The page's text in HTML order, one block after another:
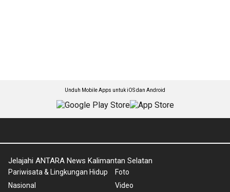
Unduh Mobile Apps untuk iOS dan Android
Jelajahi ANTARA News Kalimantan Selatan
Pariwisata & Lingkungan Hidup
Nasional
Foto
Video